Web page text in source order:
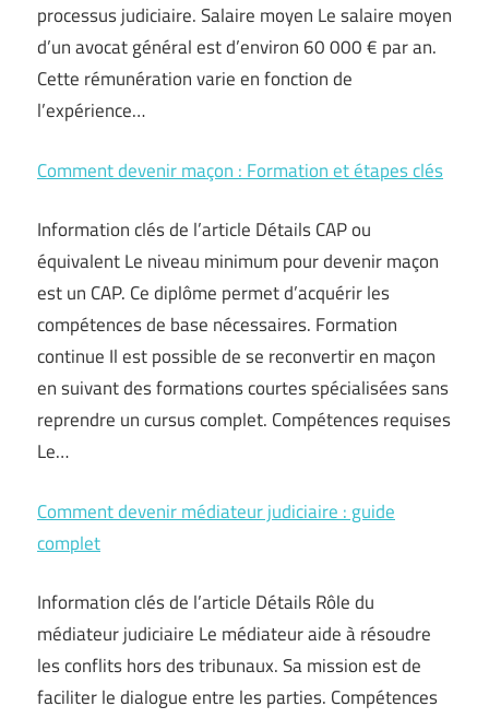
processus judiciaire. Salaire moyen Le salaire moyen
d’un avocat général est d’environ 60 000 € par an.
Cette rémunération varie en fonction de
l’expérience…
Comment devenir maçon : Formation et étapes clés
Information clés de l’article Détails CAP ou
équivalent Le niveau minimum pour devenir maçon
est un CAP. Ce diplôme permet d’acquérir les
compétences de base nécessaires. Formation
continue Il est possible de se reconvertir en maçon
en suivant des formations courtes spécialisées sans
reprendre un cursus complet. Compétences requises
Le…
Comment devenir médiateur judiciaire : guide
complet
Information clés de l’article Détails Rôle du
médiateur judiciaire Le médiateur aide à résoudre
les conflits hors des tribunaux. Sa mission est de
faciliter le dialogue entre les parties. Compétences